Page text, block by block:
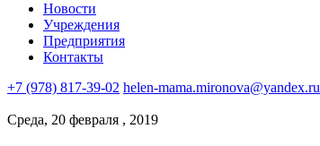
Новости
Учреждения
Предприятия
Контакты
+7 (978) 817-39-02 helen-mama.mironova@yandex.ru
Среда, 20 февраля , 2019